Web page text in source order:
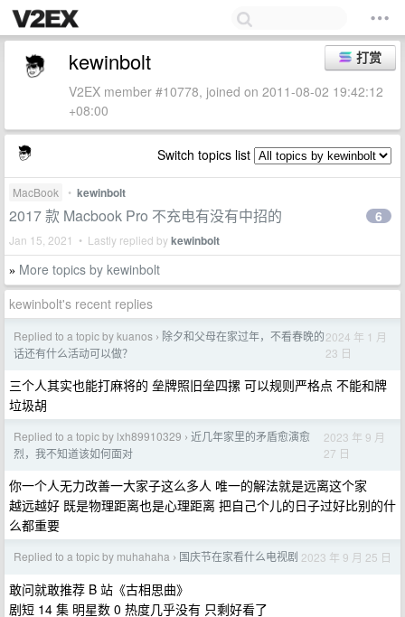
打赏
kewinbolt
V2EX member #10778, joined on 2011-08-02 19:42:12
+08:00
Switch topics list
MacBook • kewinbolt
2017 款 Macbook Pro 不充电有没有中招的
Jan 15, 2021 • Lastly replied bykewinbolt
6
» More topics by kewinbolt
kewinbolt's recent replies
Replied to a topic by kuanos › 除夕和父母在家过年，不看春晚的
话还有什么活动可以做？
2024 年 1 月
23 日
三个人其实也能打麻将的 垒牌照旧垒四摞 可以规则严格点 不能和牌
垃圾胡
Replied to a topic by lxh89910329 › 近几年家里的矛盾愈演愈
烈，我不知道该如何面对
2023 年 9 月
27 日
你一个人无力改善一大家子这么多人 唯一的解法就是远离这个家
越远越好 既是物理距离也是心理距离 把自己个儿的日子过好比别的什
么都重要
Replied to a topic by muhahaha › 国庆节在家看什么电视剧 2023 年 9 月 25 日
敢问就敢推荐 B 站《古相思曲》
剧短 14 集 明星数 0 热度几乎没有 只剩好看了